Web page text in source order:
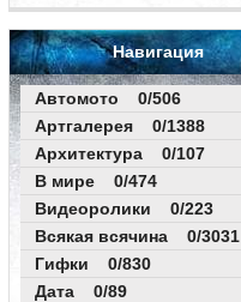
Навигация
Автомото 0/506
Артгалерея 0/1388
Архитектура 0/107
В мире 0/474
Видеоролики 0/223
Всякая всячина 0/3031
Гифки 0/830
Дата 0/89